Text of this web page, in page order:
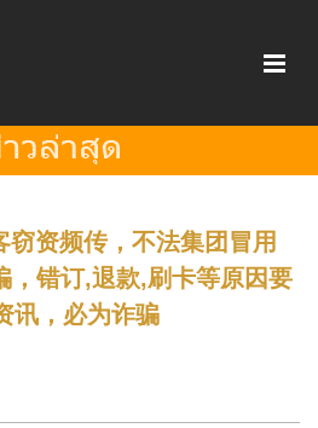
资频传，不法集团冒用
错订‚退款‚刷卡等原因要
讯，必为诈骗